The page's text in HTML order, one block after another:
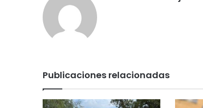
Publicaciones relacionadas